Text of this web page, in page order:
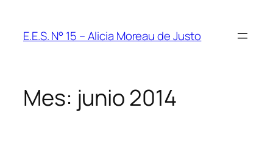
contenido
E.E.S. N° 15 – Alicia Moreau de Justo
Mes: junio 2014